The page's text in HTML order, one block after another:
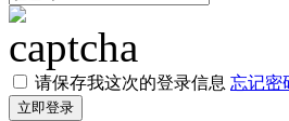
请保存我这次的登录信息 忘记密